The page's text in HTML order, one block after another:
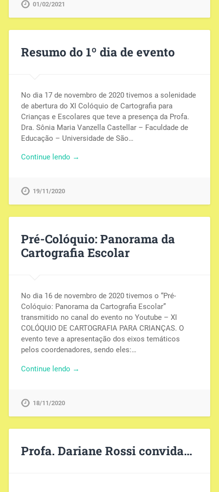
01/02/2021
Resumo do 1º dia de evento
No dia 17 de novembro de 2020 tivemos a solenidade
de abertura do XI Colóquio de Cartografia para
Crianças e Escolares que teve a presença da Profa.
Dra. Sônia Maria Vanzella Castellar – Faculdade de
Educação – Universidade de São…
Continue lendo →
19/11/2020
Pré-Colóquio: Panorama da
Cartografia Escolar
No dia 16 de novembro de 2020 tivemos o “Pré-
Colóquio: Panorama da Cartografia Escolar”
transmitido no canal do evento no Youtube – XI
COLÓQUIO DE CARTOGRAFIA PARA CRIANÇAS. O
evento teve a apresentação dos eixos temáticos
pelos coordenadores, sendo eles:…
Continue lendo →
18/11/2020
Profa. Dariane Rossi convida…